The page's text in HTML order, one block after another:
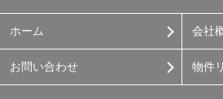
ホーム 会社
お問い合わせ 物件